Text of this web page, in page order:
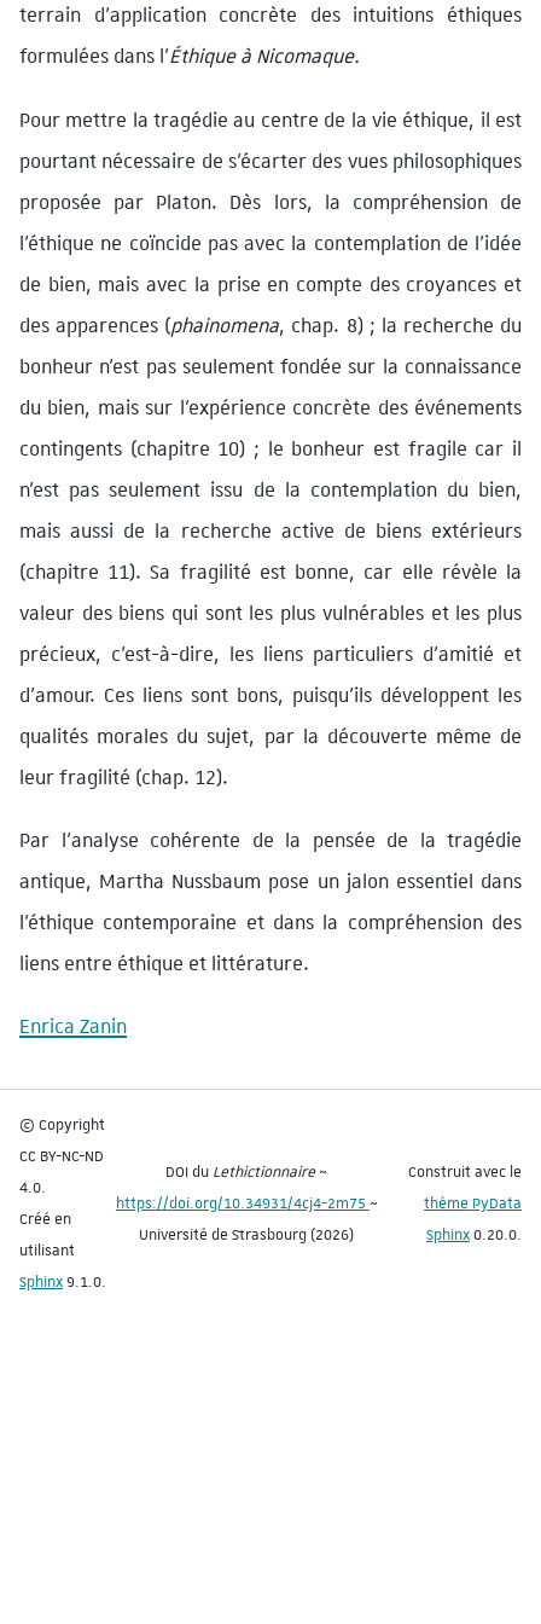
terrain d’application concrète des intuitions éthiques
formulées dans l’Éthique à Nicomaque.
Pour mettre la tragédie au centre de la vie éthique, il est
pourtant nécessaire de s’écarter des vues philosophiques
proposée par Platon. Dès lors, la compréhension de
l’éthique ne coïncide pas avec la contemplation de l’idée
de bien, mais avec la prise en compte des croyances et
des apparences (phainomena, chap. 8) ; la recherche du
bonheur n’est pas seulement fondée sur la connaissance
du bien, mais sur l’expérience concrète des événements
contingents (chapitre 10) ; le bonheur est fragile car il
n’est pas seulement issu de la contemplation du bien,
mais aussi de la recherche active de biens extérieurs
(chapitre 11). Sa fragilité est bonne, car elle révèle la
valeur des biens qui sont les plus vulnérables et les plus
précieux, c’est-à-dire, les liens particuliers d’amitié et
d’amour. Ces liens sont bons, puisqu’ils développent les
qualités morales du sujet, par la découverte même de
leur fragilité (chap. 12).
Par l’analyse cohérente de la pensée de la tragédie
antique, Martha Nussbaum pose un jalon essentiel dans
l’éthique contemporaine et dans la compréhension des
liens entre éthique et littérature.
Enrica Zanin
© Copyright
CC BY-NC-ND
4.0.
Créé en
utilisant
Sphinx9.1.0.
DOI du Lethictionnaire~
https://doi.org/10.34931/4cj4-2m75 ~
Université de Strasbourg (2026)
Construit avec le
thème PyData
Sphinx0.20.0.